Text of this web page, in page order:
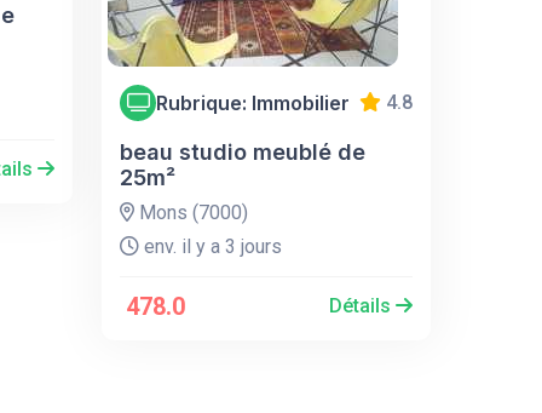
Rubrique: Immobilier 4.8
beau studio meublé de
25m²
Mons (7000)
env. il y a 3 jours
478.0 Détails